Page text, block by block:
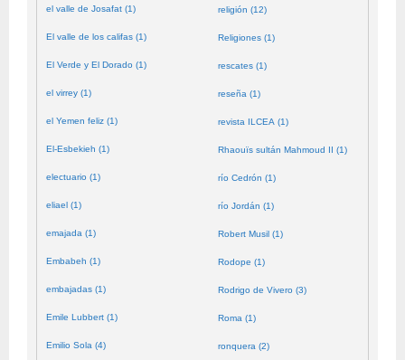
el valle de Josafat (1)
El valle de los califas (1)
El Verde y El Dorado (1)
el virrey (1)
el Yemen feliz (1)
El-Esbekieh (1)
electuario (1)
eliael (1)
emajada (1)
Embabeh (1)
embajadas (1)
Emile Lubbert (1)
Emilio Sola (4)
religión (12)
Religiones (1)
rescates (1)
reseña (1)
revista ILCEA (1)
Rhaouïs sultán Mahmoud II (1)
río Cedrón (1)
río Jordán (1)
Robert Musil (1)
Rodope (1)
Rodrigo de Vivero (3)
Roma (1)
ronquera (2)